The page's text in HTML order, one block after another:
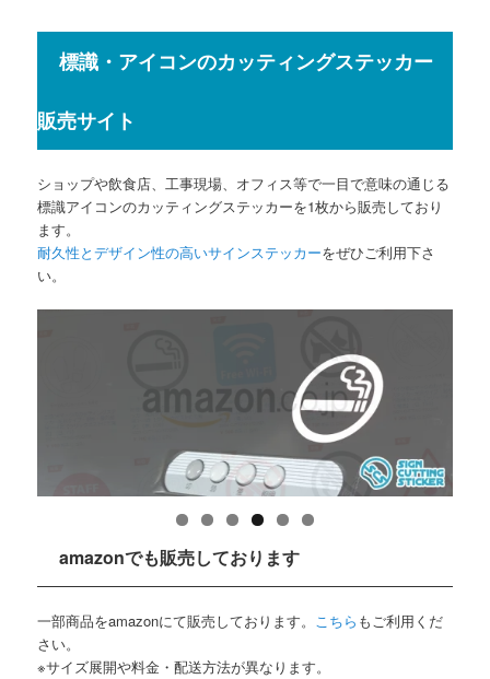
標識・アイコンのカッティングステッカー
販売サイト
ショップや飲食店、工事現場、オフィス等で一目で意味の通じる
標識アイコンのカッティングステッカーを1枚から販売しており
ます。
耐久性とデザイン性の高いサインステッカーをぜひご利用下さ
い。
amazonでも販売しております
一部商品をamazonにて販売しております。 こちら もご利用くだ
さい。
※サイズ展開や料金・配送方法が異なります。